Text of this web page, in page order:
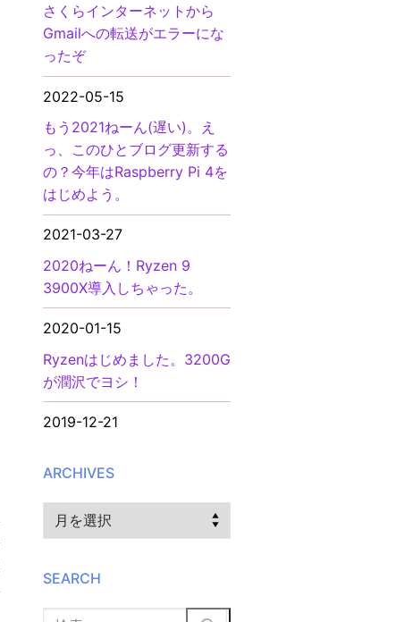
さくらインターネットから
Gmailへの転送がエラーにな
ったぞ
2022-05-15
もう2021ねーん(遅い)。え
っ、このひとブログ更新する
の？今年はRaspberry Pi 4を
はじめよう。
2021-03-27
2020ねーん！Ryzen 9
3900X導入しちゃった。
2020-01-15
Ryzenはじめました。3200G
が潤沢でヨシ！
2019-12-21
ARCHIVES
Archives
SEARCH